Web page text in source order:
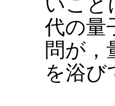
代の量
問が，
を浴び